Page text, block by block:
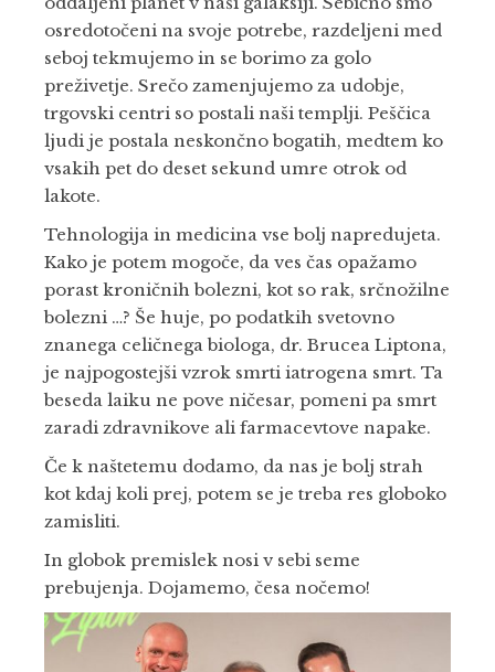
osredotočeni na svoje potrebe, razdeljeni med
seboj tekmujemo in se borimo za golo
preživetje. Srečo zamenjujemo za udobje,
trgovski centri so postali naši templji. Peščica
ljudi je postala neskončno bogatih, medtem ko
vsakih pet do deset sekund umre otrok od
lakote.
Tehnologija in medicina vse bolj napredujeta.
Kako je potem mogoče, da ves čas opažamo
porast kroničnih bolezni, kot so rak, srčnožilne
bolezni …? Še huje, po podatkih svetovno
znanega celičnega biologa, dr. Brucea Liptona,
je najpogostejši vzrok smrti iatrogena smrt. Ta
beseda laiku ne pove ničesar, pomeni pa smrt
zaradi zdravnikove ali farmacevtove napake.
Če k naštetemu dodamo, da nas je bolj strah
kot kdaj koli prej, potem se je treba res globoko
zamisliti.
In globok premislek nosi v sebi seme
prebujenja. Dojamemo, česa nočemo!